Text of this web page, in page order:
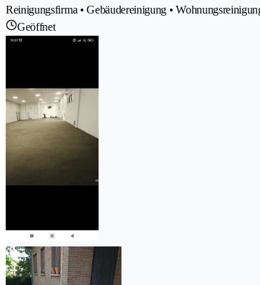
Reinigungsfirma • Gebäudereinigung •
Geöffnet